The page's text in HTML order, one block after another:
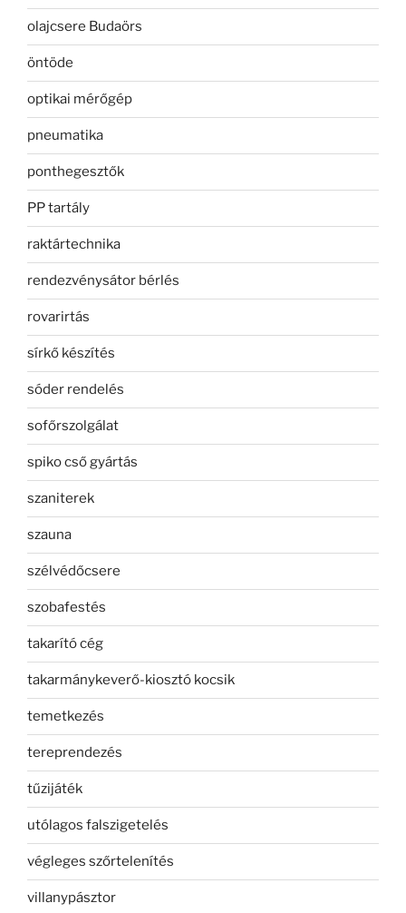
olajcsere Budaörs
öntöde
optikai mérőgép
pneumatika
ponthegesztők
PP tartály
raktártechnika
rendezvénysátor bérlés
rovarirtás
sírkő készítés
sóder rendelés
sofőrszolgálat
spiko cső gyártás
szaniterek
szauna
szélvédőcsere
szobafestés
takarító cég
takarmánykeverő-kiosztó kocsik
temetkezés
tereprendezés
tűzijáték
utólagos falszigetelés
végleges szőrtelenítés
villanypásztor